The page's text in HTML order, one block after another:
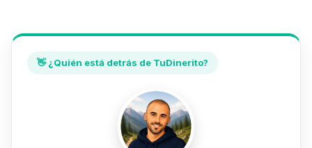
👋 ¿Quién está detrás de TuDinerito?